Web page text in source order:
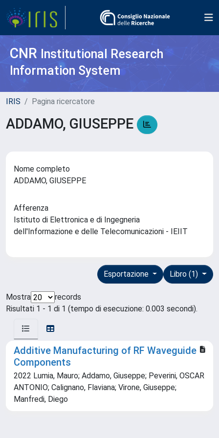
CNR Institutional Research
Information System
IRIS Pagina ricercatore
ADDAMO, GIUSEPPE
Nome completo
ADDAMO, GIUSEPPE
Afferenza
Istituto di Elettronica e di Ingegneria
dell'Informazione e delle Telecomunicazioni - IEIIT
Libro (1)
Esportazione
Mostra
records
Risultati 1 - 1 di 1 (tempo di esecuzione: 0.003 secondi).
Additive Manufacturing of RF Waveguide
Components
2022 Lumia, Mauro; Addamo, Giuseppe; Peverini, OSCAR
ANTONIO; Calignano, Flaviana; Virone, Giuseppe;
Manfredi, Diego